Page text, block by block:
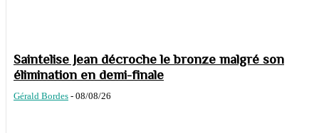
Saintelise Jean décroche le bronze malgré son
élimination en demi-finale
Gérald Bordes - 08/08/26